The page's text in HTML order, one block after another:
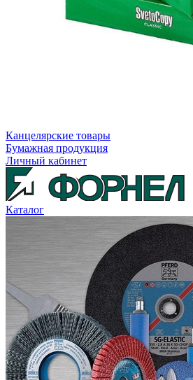
Канцелярские товары
Бумажная продукция
Личный кабинет
Каталог